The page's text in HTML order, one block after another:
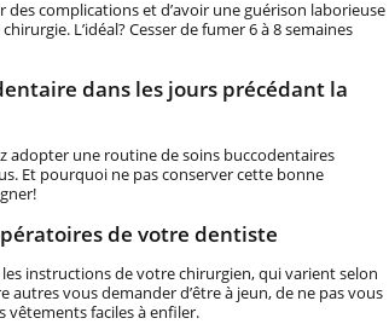
complications et d’avoir une guérison laborieuse
L’idéal? Cesser de fumer 6 à 8 semaines
dans les jours précédant la
adopter une routine de soins buccodentaires
Et pourquoi ne pas conserver cette bonne
de votre dentiste
instructions de votre chirurgien, qui varient selon
vous demander d’être à jeun, de ne pas vous
vêtements faciles à enfiler.